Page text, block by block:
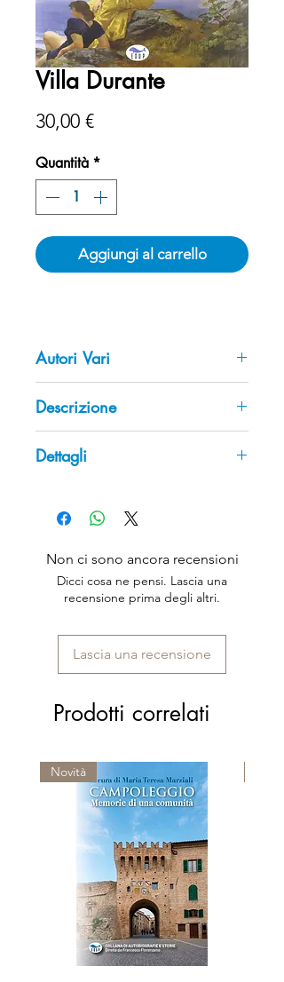
Villa Durante
30,00 €Prezzo
Quantità *
Aggiungi al carrello
Autori Vari
Descrizione
della Roma tra '800 e '900
Dettagli
Collana: Fuori collana
Tematica: Architettura
4
Non ci sono ancora recensioni
Dicci cosa ne pensi. Lascia una
recensione prima degli altri.
Lascia una recensione
Prodotti correlati
Novità